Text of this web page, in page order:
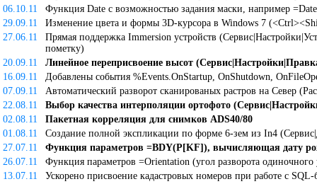
06.10.11
Функция Date с возможностью задания маски, например
29.09.11
Изменение цвета и формы 3D-курсора в Windows 7
27.06.11
Прямая поддержка Immersion устройств
пометку)
20.09.11
Линейное переприсвоение высот
16.09.11
Добавлены события %Events.OnStartup, OnShutdown,
07.09.11
Автоматический разворот сканированых растров на Север
22.08.11
Выбор качества интерполяции ортофото
02.08.11
Пакетная корреляция для снимков ADS40/80
01.08.11
Создание полной экспликации по форме 6-зем из In4
27.07.11
Функция параметров =BDY(P[KF]), вычисляющая дату
26.07.11
Функция параметров =Orientation (угол разворота одиночного
13.07.11
Ускорено присвоение кадастровых номеров при работе с SQL-